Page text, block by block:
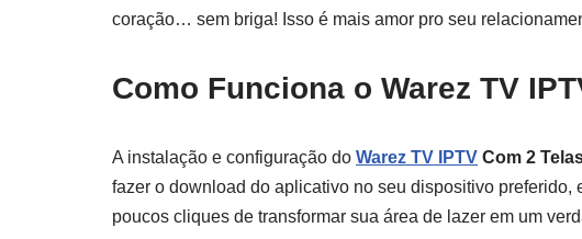
coração… sem briga! Isso é mais amor pro seu
Como Funciona o Warez TV
A instalação e configuração do Warez TV IPTV Com 2
fazer o download do aplicativo no seu dispositivo preferido,
poucos cliques de transformar sua área de lazer em um